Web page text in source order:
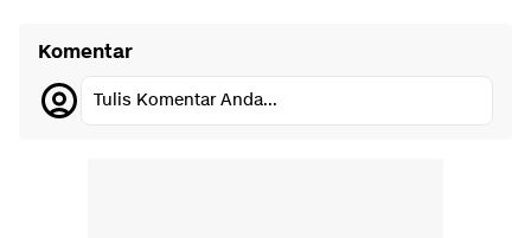
Komentar
Tulis Komentar Anda...